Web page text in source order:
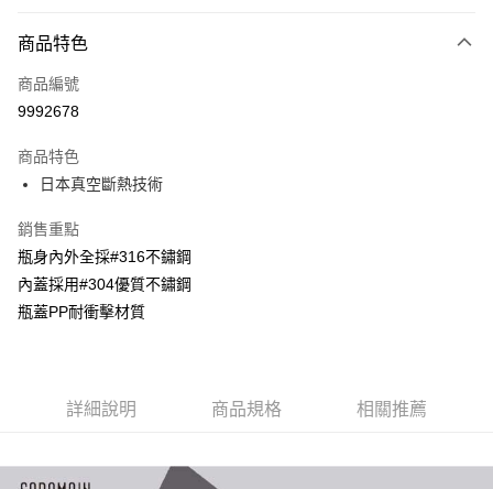
Apple Pay
街口支付
Google Pay
大哥付你分期
相關說明
1.本服務由台灣大哥大提供，台灣大哥大用戶可立即使用無須另外申請。
3.實際核准額度、可分期數及費用金額請依後續交易確認頁面所載為準。
4.訂單成立30分鐘內，如未前往確認交易或遇審核未通過，訂單將自動取
【繳款方式說明】
AFTEE先享後付
便利好安心！
３．安心：先確認商品／服務後，再付款。
商品特色
商品編號
9992678
商品特色
日本真空斷熱技術
銷售重點
瓶身內外全採#316不鏽鋼
內蓋採用#304優質不鏽鋼
瓶蓋PP耐衝擊材質
詳細說明 商品規格 相關推薦